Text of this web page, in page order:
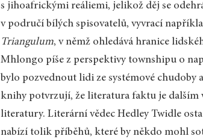
s jihoafrickými reáliemi, jelikož děj se
v područí bílých spisovatelů, vyvrací
Triangulum, v němž ohledává hranice
Mhlongo píše z perspektivy townshipu o
bylo pozvednout lidi ze systémové
knihy potvrzují, že literatura faktu je dalším
literatury. Literární vědec Hedley Twidle
nabízí tolik příběhů, které by někdo mohl